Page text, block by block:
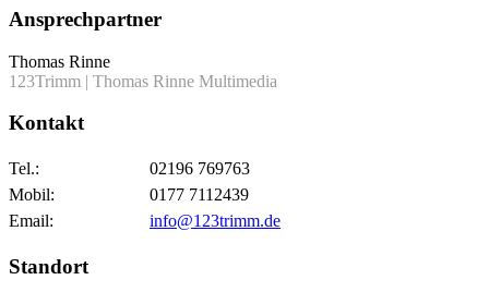
Ansprechpartner
Thomas Rinne
123Trimm | Thomas Rinne Multimedia
Kontakt
Tel.:
02196 769763
Mobil:
0177 7112439
Email:
info@123trimm.de
Standort